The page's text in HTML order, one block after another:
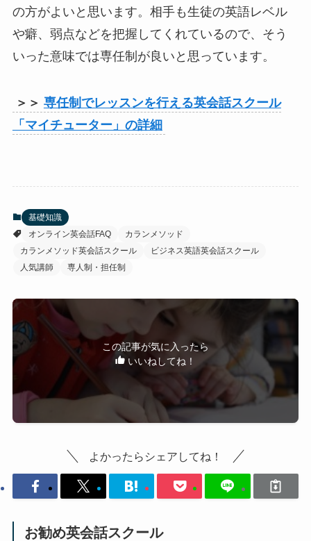
の方がよいと思います。相手も生徒の英語レベル
や癖、弱点などを把握してくれているので、そう
いった意味では専任制が良いと思っています。
＞＞ 専任制でレッスンを行える英会話スクール
「マイチューター」の詳細
基礎知識
オンライン英会話FAQ
カランメソッド
カランメソッド英会話スクール
ビジネス英語英会話スクール
人気講師
専人制・担任制
この記事が気に入ったら
いいねしてね！
よかったらシェアしてね！
お勧め英会話スクール